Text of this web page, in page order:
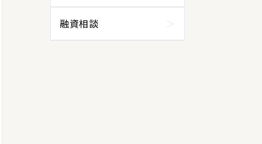
融資相談